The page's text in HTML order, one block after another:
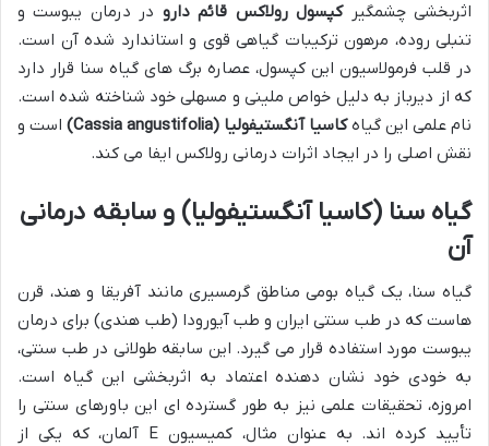
اثربخشی چشمگیرکپسول رولاکس قائم دارو در درمان یبوست و
تنبلی روده، مرهون ترکیبات گیاهی قوی و استاندارد شده آن است.
در قلب فرمولاسیون این کپسول، عصاره برگ های گیاه سنا قرار دارد
که از دیرباز به دلیل خواص ملینی و مسهلی خود شناخته شده است.
نام علمی این گیاهکاسیا آنگستیفولیا (Cassia angustifolia)
است و
نقش اصلی را در ایجاد اثرات درمانی رولاکس ایفا می کند.
گیاه سنا (کاسیا آنگستیفولیا) و سابقه درمانی
آن
گیاه سنا، یک گیاه بومی مناطق گرمسیری مانند آفریقا و هند، قرن
هاست که در طب سنتی ایران و طب آیورودا (طب هندی) برای درمان
یبوست مورد استفاده قرار می گیرد. این سابقه طولانی در طب سنتی،
به خودی خود نشان دهنده اعتماد به اثربخشی این گیاه است.
امروزه، تحقیقات علمی نیز به طور گسترده ای این باورهای سنتی را
تأیید کرده اند. به عنوان مثال، کمیسیون E آلمان، که یکی از